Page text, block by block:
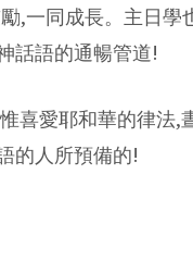
,一同成長。主日
話語的通暢管道!
喜愛耶和華的律法
的人所預備的!